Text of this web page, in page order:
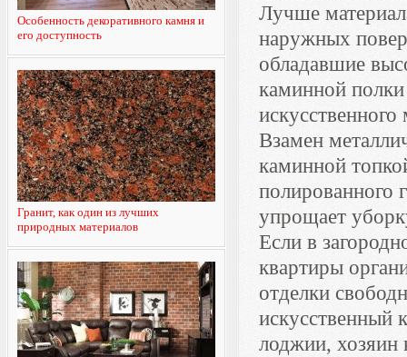
Особенность декоративного камня и
его доступность
Гранит, как один из лучших
природных материалов
Лучше
наружных
обладавшие
каминной
Взамен
каминной
полированного
упрощает
Если в
квартиры
отделки
искусственный
лоджии, хозяин